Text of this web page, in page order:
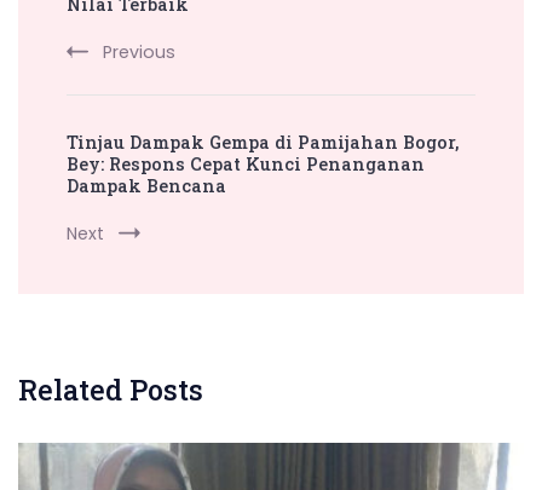
Previous
Tinjau Dampak Gempa di Pamijahan Bogor,
Bey: Respons Cepat Kunci Penanganan
Dampak Bencana
Next
Related Posts